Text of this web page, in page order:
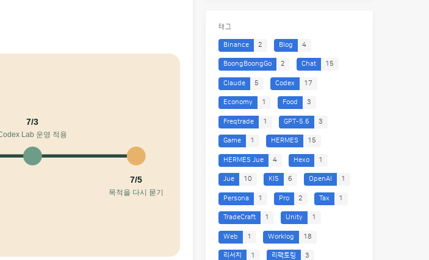
태그
Binance 2 Blog 4
BoongBoongGo 2 Chat 15
Claude 5 Codex 17
Economy 1 Food 3
Freqtrade 1 GPT-5.6 3
Game 1 HERMES 15
HERMES Jue 4 Hexo 1
Jue 10 KIS 6 OpenAI 1
Persona 1 Pro 2 Tax 1
TradeCraft 1 Unity 1
Web 1 Worklog 18
리서치 1 리팩토링 3